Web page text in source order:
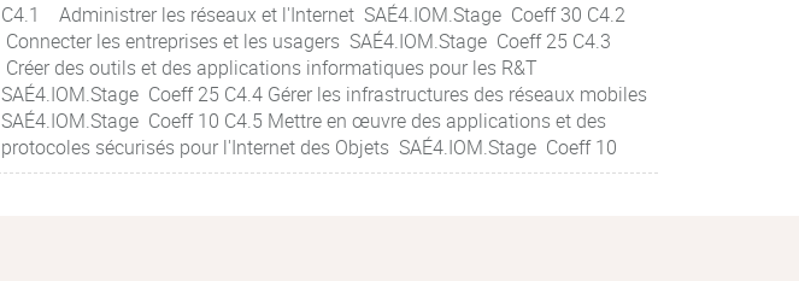
C4.1 Administrer les réseaux et l'Internet SAÉ4.IOM.Stage Coeff 30 C4.2
Connecter les entreprises et les usagers SAÉ4.IOM.Stage Coeff 25 C4.3
Créer des outils et des applications informatiques pour les R&T
SAÉ4.IOM.Stage Coeff 25 C4.4 Gérer les infrastructures des réseaux mobiles
SAÉ4.IOM.Stage Coeff 10 C4.5 Mettre en œuvre des applications et des
protocoles sécurisés pour l'Internet des Objets SAÉ4.IOM.Stage Coeff 10